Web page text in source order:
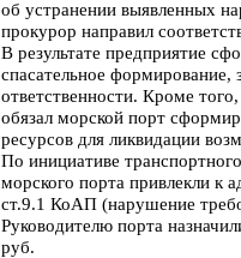
об устранении выявленных
прокурор направил
В результате предприятие
спасательное формирование,
ответственности. Кроме
обязал морской порт
ресурсов для ликвидации
По инициативе
морского порта привлекли к
ст.9.1 КоАП (нарушение
Руководителю порта
руб.